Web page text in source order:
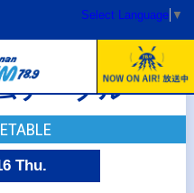
Select Language ▼
テーブル
Thu.